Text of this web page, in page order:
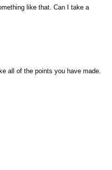
like that. Can I take a
all of the points you have made.